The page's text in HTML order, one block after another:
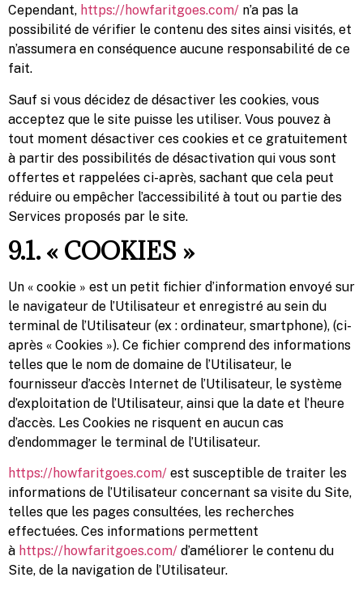
Cependant, https://howfaritgoes.com/ n’a pas la
possibilité de vérifier le contenu des sites ainsi visités, et
n’assumera en conséquence aucune responsabilité de ce
fait.
Sauf si vous décidez de désactiver les cookies, vous
acceptez que le site puisse les utiliser. Vous pouvez à
tout moment désactiver ces cookies et ce gratuitement
à partir des possibilités de désactivation qui vous sont
offertes et rappelées ci-après, sachant que cela peut
réduire ou empêcher l’accessibilité à tout ou partie des
Services proposés par le site.
9.1. « COOKIES »
Un « cookie » est un petit fichier d’information envoyé sur
le navigateur de l’Utilisateur et enregistré au sein du
terminal de l’Utilisateur (ex : ordinateur, smartphone), (ci-
après « Cookies »). Ce fichier comprend des informations
telles que le nom de domaine de l’Utilisateur, le
fournisseur d’accès Internet de l’Utilisateur, le système
d’exploitation de l’Utilisateur, ainsi que la date et l’heure
d’accès. Les Cookies ne risquent en aucun cas
d’endommager le terminal de l’Utilisateur.
https://howfaritgoes.com/ est susceptible de traiter les
informations de l’Utilisateur concernant sa visite du Site,
telles que les pages consultées, les recherches
effectuées. Ces informations permettent
à https://howfaritgoes.com/ d’améliorer le contenu du
Site, de la navigation de l’Utilisateur.